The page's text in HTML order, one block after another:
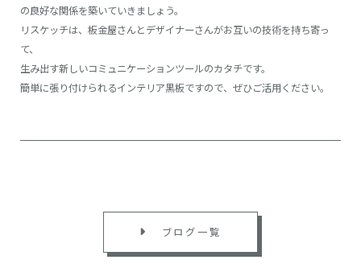
の良好な関係を築いていきましょう。
リスケッチは、板金屋さんとデザイナーさんがお互いの技術を持ち寄っ
て、
生み出す新しいコミュニケーションツールのカタチです。
簡単に張り付けられるインテリア黒板ですので、ぜひご活用ください。
ブログ一覧